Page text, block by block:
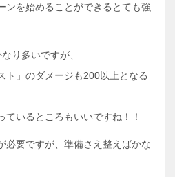
ンを始めることができるとても強
り多いですが、
ト」のダメージも200以上となる
いるところもいいですね！！
必要ですが、準備さえ整えばかな